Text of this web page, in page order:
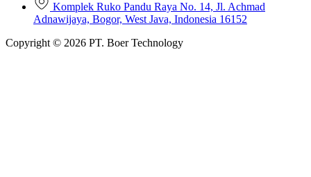
Komplek Ruko Pandu Raya No. 14, Jl. Achmad
Adnawijaya, Bogor, West Java, Indonesia 16152
Copyright © 2026 PT. Boer Technology